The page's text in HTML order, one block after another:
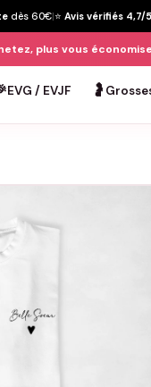
dès 60€|⭐ Avis vérifiés 4,7/5
plus vous
EVG / EVJF 🤰